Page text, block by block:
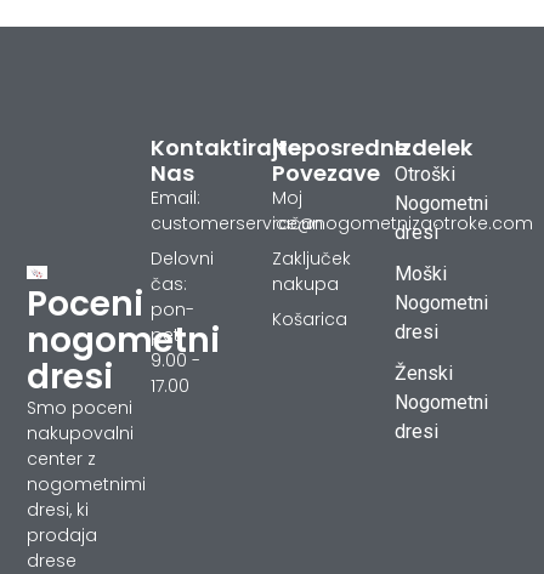
Poceni
nogometni
dresi
Smo poceni
nakupovalni
center z
nogometnimi
dresi, ki
prodaja
drese
Izdelek
Otroški
Nogometni
dresi
Moški
Nogometni
dresi
Ženski
Nogometni
dresi
Neposredne
Povezave
Moj
račun
Zaključek
nakupa
Košarica
Kontaktirajte
Nas
Email:
customerservice@nogometnizaotroke.com
Delovni
čas:
pon-
pet
9.00 -
17.00